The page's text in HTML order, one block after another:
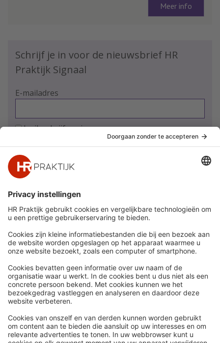
Meer info
Schrijf je in voor de nieuwsbrief HR
Praktijk Signaal
E-mailadres
Ja, ik schrijf me in
Snel naar
Nieuws
Whitepapers
Webinars
Word lid
Contact
Meer
HR Academy
HR Podcast
CHRO
HR Day
Volg Ons